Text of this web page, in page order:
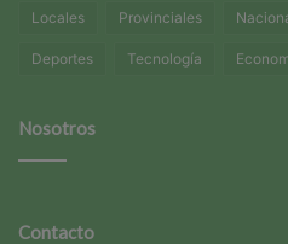
Locales Provinciales
Deportes Tecnología
Nosotros
Contacto